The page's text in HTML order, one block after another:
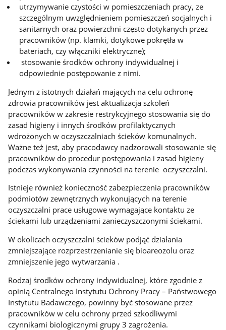
utrzymywanie czystości w pomieszczeniach pracy, ze
szczególnym uwzględnieniem pomieszczeń socjalnych i
sanitarnych oraz powierzchni często dotykanych przez
pracowników (np. klamki, dotykowe pokrętła w
bateriach, czy włączniki elektryczne);
stosowanie środków ochrony indywidualnej i
odpowiednie postępowanie z nimi.
Jednym z istotnych działań mających na celu ochronę
zdrowia pracowników jest aktualizacja szkoleń
pracowników w zakresie restrykcyjnego stosowania się do
zasad higieny i innych środków profilaktycznych
wdrożonych w oczyszczalniach ścieków komunalnych.
Ważne też jest, aby pracodawcy nadzorowali stosowanie się
pracowników do procedur postępowania i zasad higieny
podczas wykonywania czynności na terenie oczyszczalni.
Istnieje również konieczność zabezpieczenia pracowników
podmiotów zewnętrznych wykonujących na terenie
oczyszczalni prace usługowe wymagające kontaktu ze
ściekami lub urządzeniami zanieczyszczonymi ściekami.
W okolicach oczyszczalni ścieków podjąć działania
zmniejszające rozprzestrzenianie się bioareozolu oraz
zmniejszenie jego wytwarzania .
Rodzaj środków ochrony indywidualnej, które zgodnie z
opinią Centralnego Instytutu Ochrony Pracy – Państwowego
Instytutu Badawczego, powinny być stosowane przez
pracowników w celu ochrony przed szkodliwymi
czynnikami biologicznymi grupy 3 zagrożenia.